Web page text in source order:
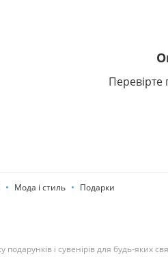
Перевірте
Мода і стиль Подарки
і сувенірів для будь-яких